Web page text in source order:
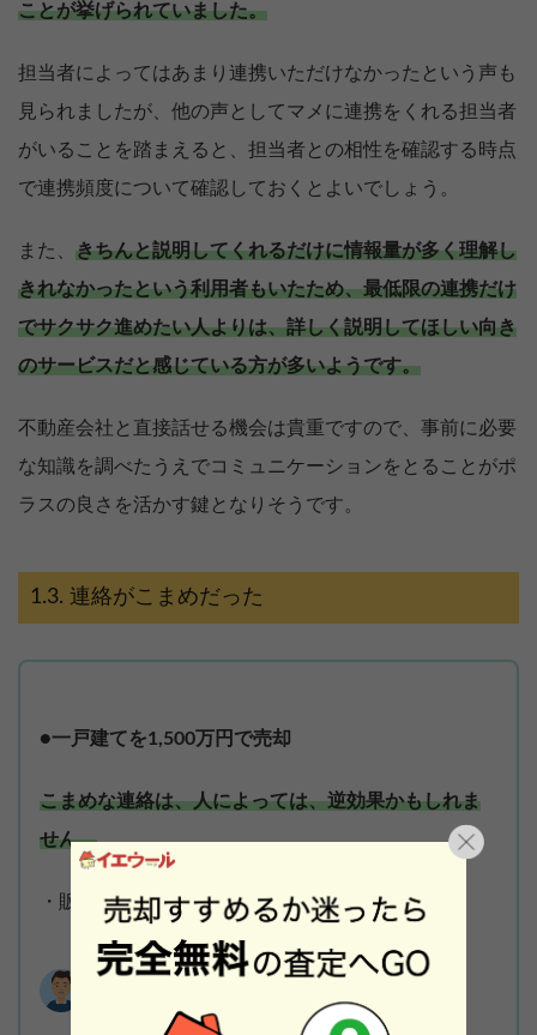
ことが挙げられていました。
担当者によってはあまり連携いただけなかったという声も
見られましたが、他の声としてマメに連携をくれる担当者
がいることを踏まえると、担当者との相性を確認する時点
で連携頻度について確認しておくとよいでしょう。
また、 きちんと説明してくれるだけに情報量が多く理解し
きれなかったという利用者もいたため、最低限の連携だけ
でサクサク進めたい人よりは、詳しく説明してほしい向き
のサービスだと感じている方が多いようです。
不動産会社と直接話せる機会は貴重ですので、事前に必要
な知識を調べたうえでコミュニケーションをとることがポ
ラスの良さを活かす鍵となりそうです。
連絡がこまめだった
●一戸建てを1,500万円で売却
こまめな連絡は、人によっては、逆効果かもしれま
せん。
・販売開始から売却完了まで：3ヶ月